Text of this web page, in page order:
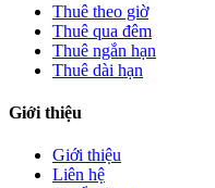
Thuê theo giờ
Thuê qua đêm
Thuê ngắn hạn
Thuê dài hạn
Giới thiệu
Giới thiệu
Liên hệ